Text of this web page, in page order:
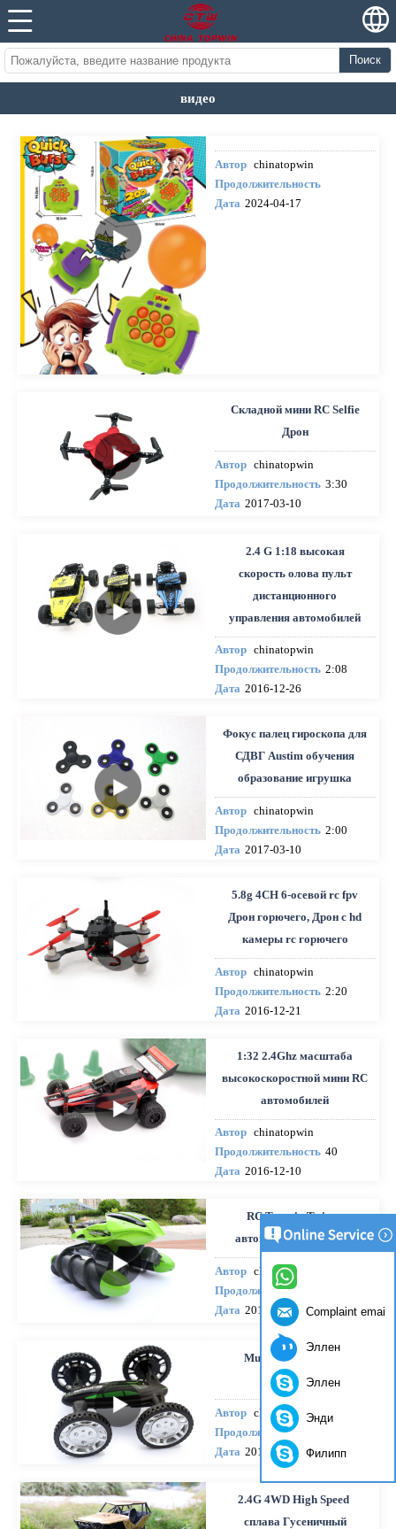
Поиск
видео
Автор chinatopwin
Продолжительность
Дата 2024-04-17
Складной мини RC Selfie
Дрон
Автор chinatopwin
Продолжительность 3:30
Дата 2017-03-10
2.4 G 1:18 высокая
скорость олова пульт
дистанционного
управления автомобилей
Автор chinatopwin
Продолжительность 2:08
Дата 2016-12-26
Фокус палец гироскопа для
СДВГ Austim обучения
образование игрушка
Автор chinatopwin
Продолжительность 2:00
Дата 2017-03-10
5.8g 4CH 6-осевой rc fpv
Дрон горючего, Дрон с hd
камеры rc горючего
Автор chinatopwin
Продолжительность 2:20
Дата 2016-12-21
1:32 2.4Ghz масштаба
высокоскоростной мини RC
автомобилей
Автор chinatopwin
Продолжительность 40
Дата 2016-12-10
RC Terrain Twister
автомобиля RET09393
Автор chinatopwin
Продолжительность
Дата 2016-12-10
Multi function drone
REH92602W
Автор chinatopwin
Продолжительность
Дата 2016-12-09
2.4G 4WD High Speed ​​
сплава Гусеничный
Complaint email
Эллен
Эллен
Энди
Филипп